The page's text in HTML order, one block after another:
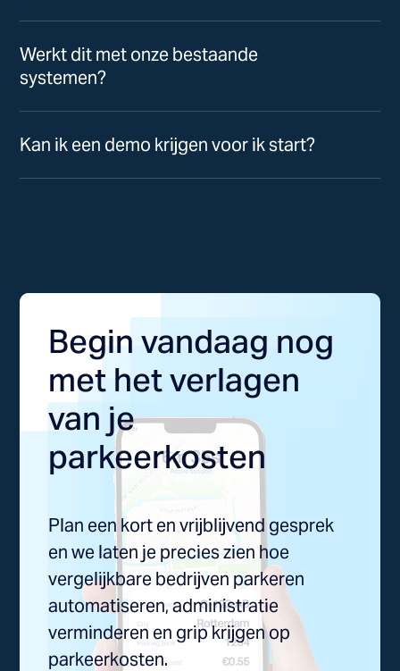
Werkt dit met onze bestaande
systemen?
Kan ik een demo krijgen voor ik start?
Begin vandaag nog
met het verlagen
van je
parkeerkosten
Plan een kort en vrijblijvend gesprek
en we laten je precies zien hoe
vergelijkbare bedrijven parkeren
automatiseren, administratie
verminderen en grip krijgen op
parkeerkosten.